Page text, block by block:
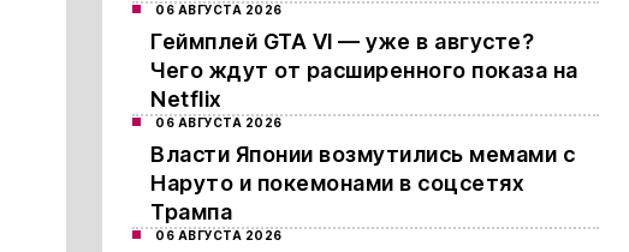
06 АВГУСТА 2026
Геймплей GTA VI — уже в августе?
Чего ждут от расширенного показа на
Netflix
06 АВГУСТА 2026
Власти Японии возмутились мемами с
Наруто и покемонами в соцсетях
Трампа
06 АВГУСТА 2026